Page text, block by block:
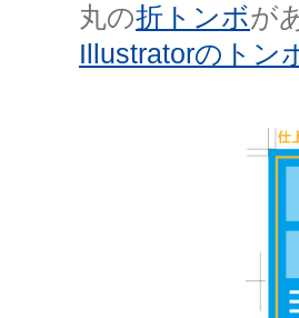
丸の折トンボが
Illustratorのトン